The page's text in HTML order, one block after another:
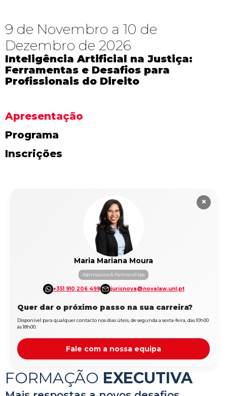
9 de Novembro a 10 de
Dezembro de 2026
Inteligência Artificial na Justiça:
Ferramentas e Desafios para
Profissionais do Direito
Apresentação
Programa
Inscrições
×
Maria Mariana Moura
Admissions & Partnerships
+351 910 206 498 jurisnova@novalaw.unl.pt
Quer dar o próximo passo na sua carreira?
Disponível para qualquer contacto nos dias úteis, de segunda a sexta-feira, das 10h00
às 18h00.
Fale com a nossa equipa
FORMAÇÃO EXECUTIVA